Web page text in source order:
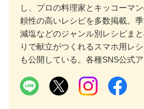
し、プロの料理家とキッコーマ
頼性の高いレシピを多数掲載。
減塩などのジャンル別レシピま
りで献立がつくれるスマホ用レ
も公開している。各種SNS公式